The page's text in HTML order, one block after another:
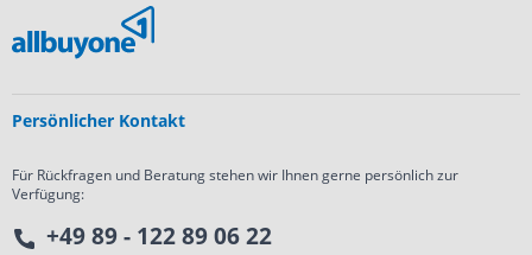
Persönlicher Kontakt
Für Rückfragen und Beratung stehen wir Ihnen gerne persönlich zur
Verfügung:
+49 89 - 122 89 06 22